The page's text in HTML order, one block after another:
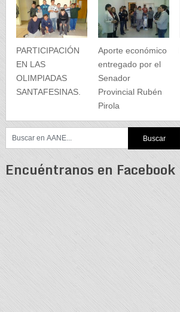
PARTICIPACIÓN
EN LAS
OLIMPIADAS
SANTAFESINAS.
Aporte económico
entregado por el
Senador
Provincial Rubén
Pirola
Encuéntranos en Facebook